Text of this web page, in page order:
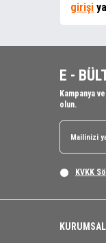
girişi
E -
Kampanya
olun.
KVKK
KURUMSAL